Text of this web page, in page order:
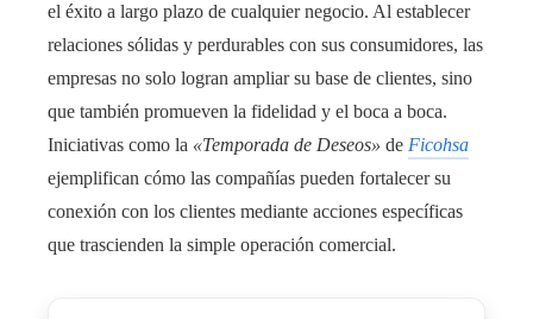
el éxito a largo plazo de cualquier negocio. Al establecer
relaciones sólidas y perdurables con sus consumidores, las
empresas no solo logran ampliar su base de clientes, sino
que también promueven la fidelidad y el boca a boca.
Iniciativas como la «Temporada de Deseos» de Ficohsa
ejemplifican cómo las compañías pueden fortalecer su
conexión con los clientes mediante acciones específicas
que trascienden la simple operación comercial.